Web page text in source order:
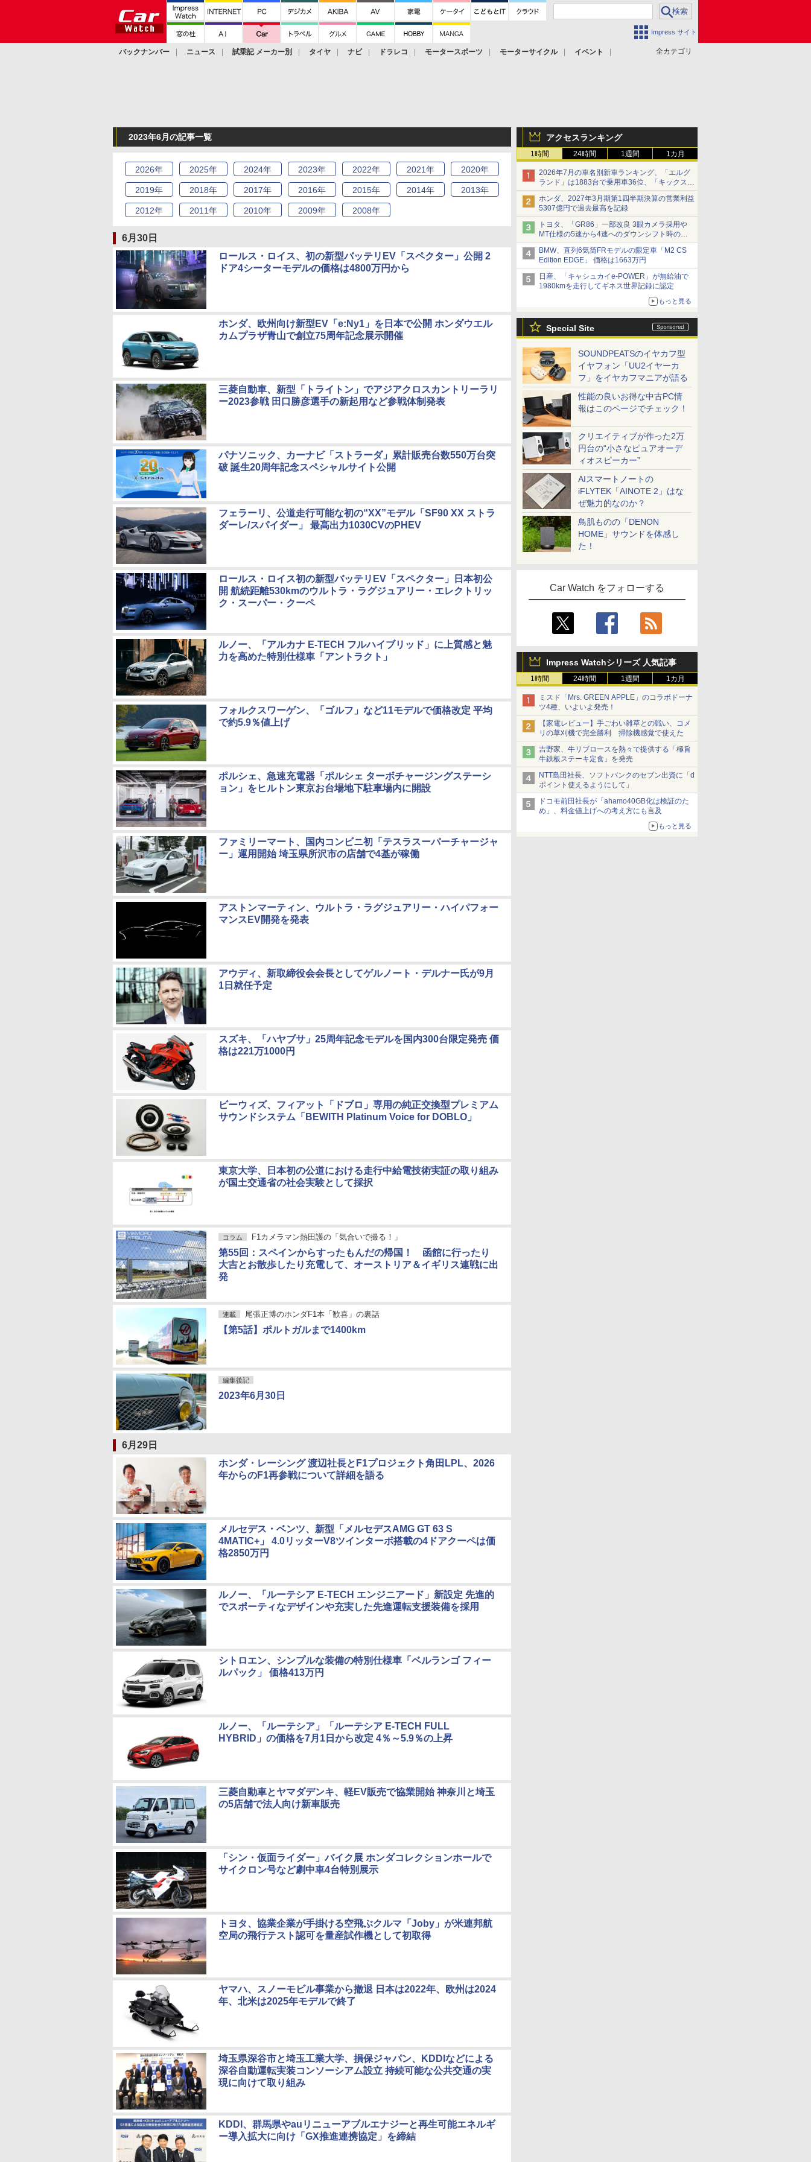
Impress サイト
全カテゴリ
バックナンバー ニュース 試乗記 メーカー別 タイヤ ナビ ドラレコ モータースポーツ モーターサイクル
イベント
アクセスランキング
1時間 24時間 1週間 1カ月
2026年7月の車名別新車ランキング、「エルグ
ランド」は1883台で乗用車36位、「キックス」
は2591台で27位に
ホンダ、2027年3月期第1四半期決算の営業利益
5307億円で過去最高を記録
トヨタ、「GR86」一部改良 3眼カメラ採用や
MT仕様の5速から4速へのダウンシフト時の操
作性向上など
BMW、直列6気筒FRモデルの限定車「M2 CS
Edition EDGE」 価格は1663万円
日産、「キャシュカイe-POWER」が無給油で
1980kmを走行してギネス世界記録に認定
もっと見る
Special Site
SOUNDPEATSのイヤカフ型
イヤフォン「UU2イヤーカ
フ」をイヤカフマニアが語る
性能の良いお得な中古PC情
報はこのページでチェック！
クリエイティブが作った2万
円台の“小さなピュアオーデ
ィオスピーカー”
AIスマートノートの
iFLYTEK「AINOTE 2」はな
ぜ魅力的なのか？
鳥肌ものの「DENON
HOME」サウンドを体感し
た！
Car Watch をフォローする
Impress Watchシリーズ 人気記事
1時間 24時間 1週間 1カ月
ミスド「Mrs. GREEN APPLE」のコラボドーナ
ツ4種、いよいよ発売！
【家電レビュー】手ごわい雑草との戦い、コメ
リの草刈機で完全勝利 掃除機感覚で使えた
吉野家、牛リブロースを熱々で提供する「極旨
牛鉄板ステーキ定食」を発売
NTT島田社長、ソフトバンクのセブン出資に「d
ポイント使えるようにして」
ドコモ前田社長が「ahamo40GB化は検証のた
め」、料金値上げへの考え方にも言及
もっと見る
2023年6月の記事一覧
2026年 2025年 2024年 2023年 2022年 2021年 2020年
2019年 2018年 2017年 2016年 2015年 2014年 2013年
2012年 2011年 2010年 2009年 2008年
6月30日
ロールス・ロイス、初の新型バッテリEV「スペクター」公開 2
ドア4シーターモデルの価格は4800万円から
ホンダ、欧州向け新型EV「e:Ny1」を日本で公開 ホンダウエル
カムプラザ青山で創立75周年記念展示開催
三菱自動車、新型「トライトン」でアジアクロスカントリーラリ
ー2023参戦 田口勝彦選手の新起用など参戦体制発表
パナソニック、カーナビ「ストラーダ」累計販売台数550万台突
破 誕生20周年記念スペシャルサイト公開
フェラーリ、公道走行可能な初の“XX”モデル「SF90 XX ストラ
ダーレ/スパイダー」 最高出力1030CVのPHEV
ロールス・ロイス初の新型バッテリEV「スペクター」日本初公
開 航続距離530kmのウルトラ・ラグジュアリー・エレクトリッ
ク・スーパー・クーペ
ルノー、「アルカナ E-TECH フルハイブリッド」に上質感と魅
力を高めた特別仕様車「アントラクト」
フォルクスワーゲン、「ゴルフ」など11モデルで価格改定 平均
で約5.9％値上げ
ポルシェ、急速充電器「ポルシェ ターボチャージングステーシ
ョン」をヒルトン東京お台場地下駐車場内に開設
ファミリーマート、国内コンビニ初「テスラスーパーチャージャ
ー」運用開始 埼玉県所沢市の店舗で4基が稼働
アストンマーティン、ウルトラ・ラグジュアリー・ハイパフォー
マンスEV開発を発表
アウディ、新取締役会会長としてゲルノート・デルナー氏が9月
1日就任予定
スズキ、「ハヤブサ」25周年記念モデルを国内300台限定発売 価
格は221万1000円
ビーウィズ、フィアット「ドブロ」専用の純正交換型プレミアム
サウンドシステム「BEWITH Platinum Voice for DOBLO」
東京大学、日本初の公道における走行中給電技術実証の取り組み
が国土交通省の社会実験として採択
コラム F1カメラマン熱田護の「気合いで撮る！」
第55回：スペインからすったもんだの帰国！ 函館に行ったり
大吉とお散歩したり充電して、オーストリア＆イギリス連戦に出
発
連載 尾張正博のホンダF1本「歓喜」の裏話
【第5話】ポルトガルまで1400km
編集後記
2023年6月30日
6月29日
ホンダ・レーシング 渡辺社長とF1プロジェクト角田LPL、2026
年からのF1再参戦について詳細を語る
メルセデス・ベンツ、新型「メルセデスAMG GT 63 S
4MATIC+」 4.0リッターV8ツインターボ搭載の4ドアクーペは価
格2850万円
ルノー、「ルーテシア E-TECH エンジニアード」新設定 先進的
でスポーティなデザインや充実した先進運転支援装備を採用
シトロエン、シンプルな装備の特別仕様車「ベルランゴ フィー
ルパック」 価格413万円
ルノー、「ルーテシア」「ルーテシア E-TECH FULL
HYBRID」の価格を7月1日から改定 4％～5.9％の上昇
三菱自動車とヤマダデンキ、軽EV販売で協業開始 神奈川と埼玉
の5店舗で法人向け新車販売
「シン・仮面ライダー」バイク展 ホンダコレクションホールで
サイクロン号など劇中車4台特別展示
トヨタ、協業企業が手掛ける空飛ぶクルマ「Joby」が米連邦航
空局の飛行テスト認可を量産試作機として初取得
ヤマハ、スノーモビル事業から撤退 日本は2022年、欧州は2024
年、北米は2025年モデルで終了
埼玉県深谷市と埼玉工業大学、損保ジャパン、KDDIなどによる
深谷自動運転実装コンソーシアム設立 持続可能な公共交通の実
現に向けて取り組み
KDDI、群馬県やauリニューアブルエナジーと再生可能エネルギ
ー導入拡大に向け「GX推進連携協定」を締結